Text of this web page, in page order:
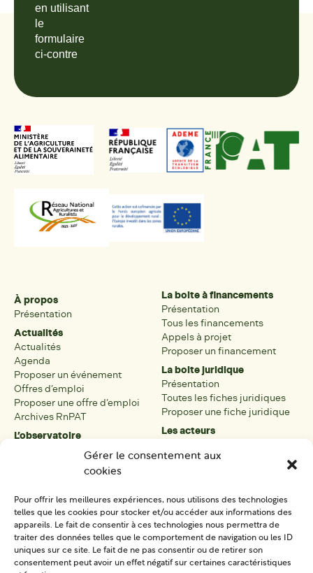
Gérer le consentement aux
cookies
Pour offrir les meilleures expériences, nous utilisons des technologies
telles que les cookies pour stocker et/ou accéder aux informations des
appareils. Le fait de consentir à ces technologies nous permettra de
traiter des données telles que le comportement de navigation ou les ID
uniques sur ce site. Le fait de ne pas consentir ou de retirer son
consentement peut avoir un effet négatif sur certaines caractéristiques
en utilisant
le
formulaire
ci-contre
À propos
Présentation
Actualités
Actualités
Agenda
Proposer un événement
Offres d’emploi
Proposer une offre d’emploi
Archives RnPAT
L’observatoire
Présentation de l’observatoire
La boîte à outils
Présentation
Tous les outils
Proposer un outil
La boite à financements
Présentation
Tous les financements
Appels à projet
Proposer un financement
La boite juridique
Présentation
Toutes les fiches juridiques
Proposer une fiche juridique
Les acteurs
Tous les acteurs